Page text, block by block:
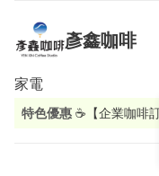
彥鑫咖啡
家電
特色優惠 ☕【企業咖啡
閱制」，讓公司每天都能享受